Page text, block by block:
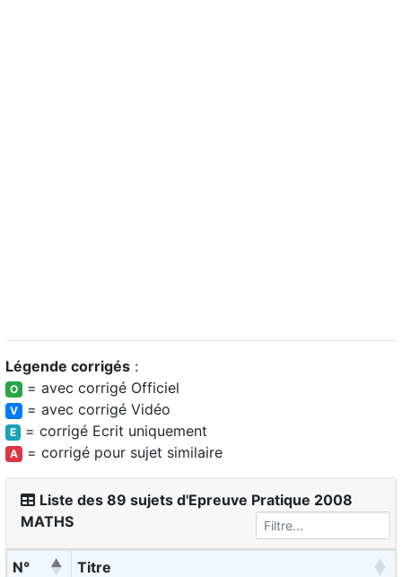
Légende corrigés :
O = avec corrigé Officiel
V = avec corrigé Vidéo
E = corrigé Ecrit uniquement
A = corrigé pour sujet similaire
Liste des 89 sujets d'Epreuve Pratique 2008
MATHS
N°
Titre